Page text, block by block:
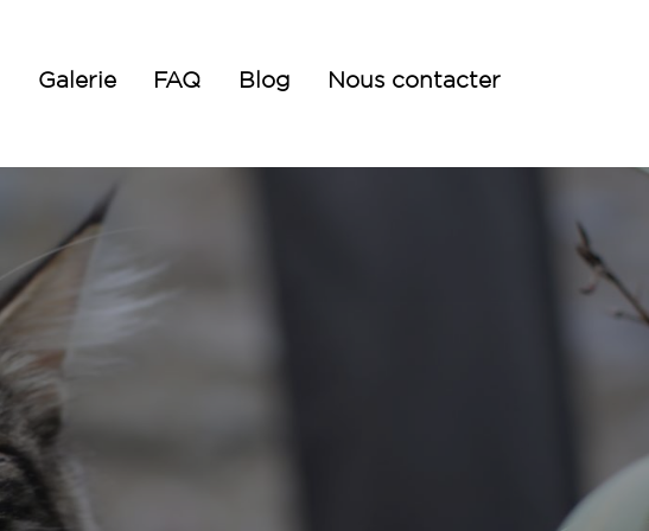
Galerie FAQ Blog Nous contacter